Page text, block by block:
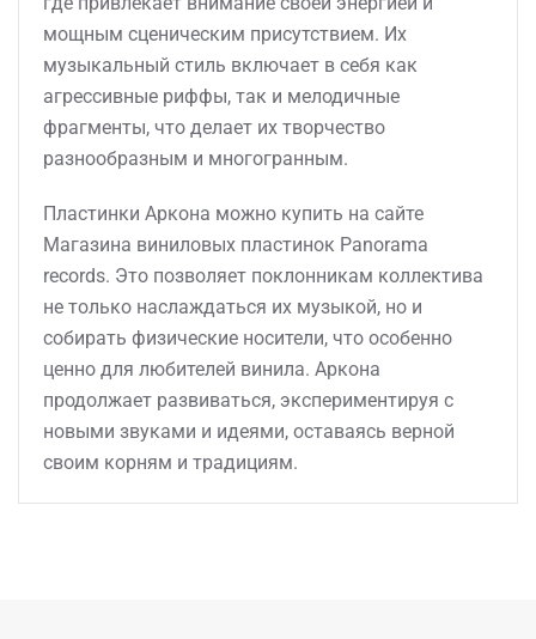
мощным сценическим присутствием. Их
музыкальный стиль включает в себя как
агрессивные риффы, так и мелодичные
фрагменты, что делает их творчество
разнообразным и многогранным.
Пластинки Аркона можно купить на сайте
Магазина виниловых пластинок Panorama
records. Это позволяет поклонникам коллектива
не только наслаждаться их музыкой, но и
собирать физические носители, что особенно
ценно для любителей винила. Аркона
продолжает развиваться, экспериментируя с
новыми звуками и идеями, оставаясь верной
своим корням и традициям.